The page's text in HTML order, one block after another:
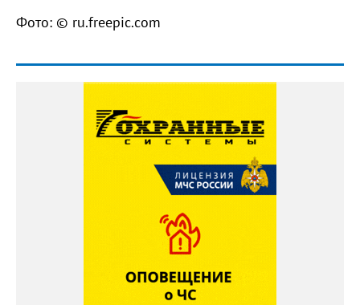
Фото: © ru.freepic.com